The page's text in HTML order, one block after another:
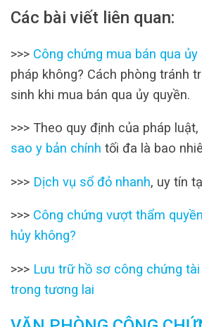
Các bài viết liên quan:
>>> Công chứng mua bán qua ủy
pháp không? Cách phòng tránh
sinh khi mua bán qua ủy quyền.
>>> Theo quy định của pháp luật,
sao y bản chính tối đa là bao
>>> Dịch vụ sổ đỏ nhanh, uy tín
>>> Công chứng vượt thẩm
hủy không?
>>> Lưu trữ hồ sơ công chứng
trong tương lai